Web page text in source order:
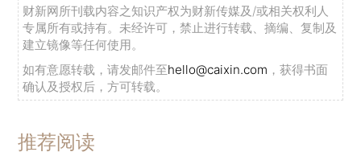
财新网所刊载内容之知识产权为财新传媒及/或相关权利人
专属所有或持有。未经许可，禁止进行转载、摘编、复制及
建立镜像等任何使用。
如有意愿转载，请发邮件至hello@caixin.com ，获得书面
确认及授权后，方可转载。
推荐阅读